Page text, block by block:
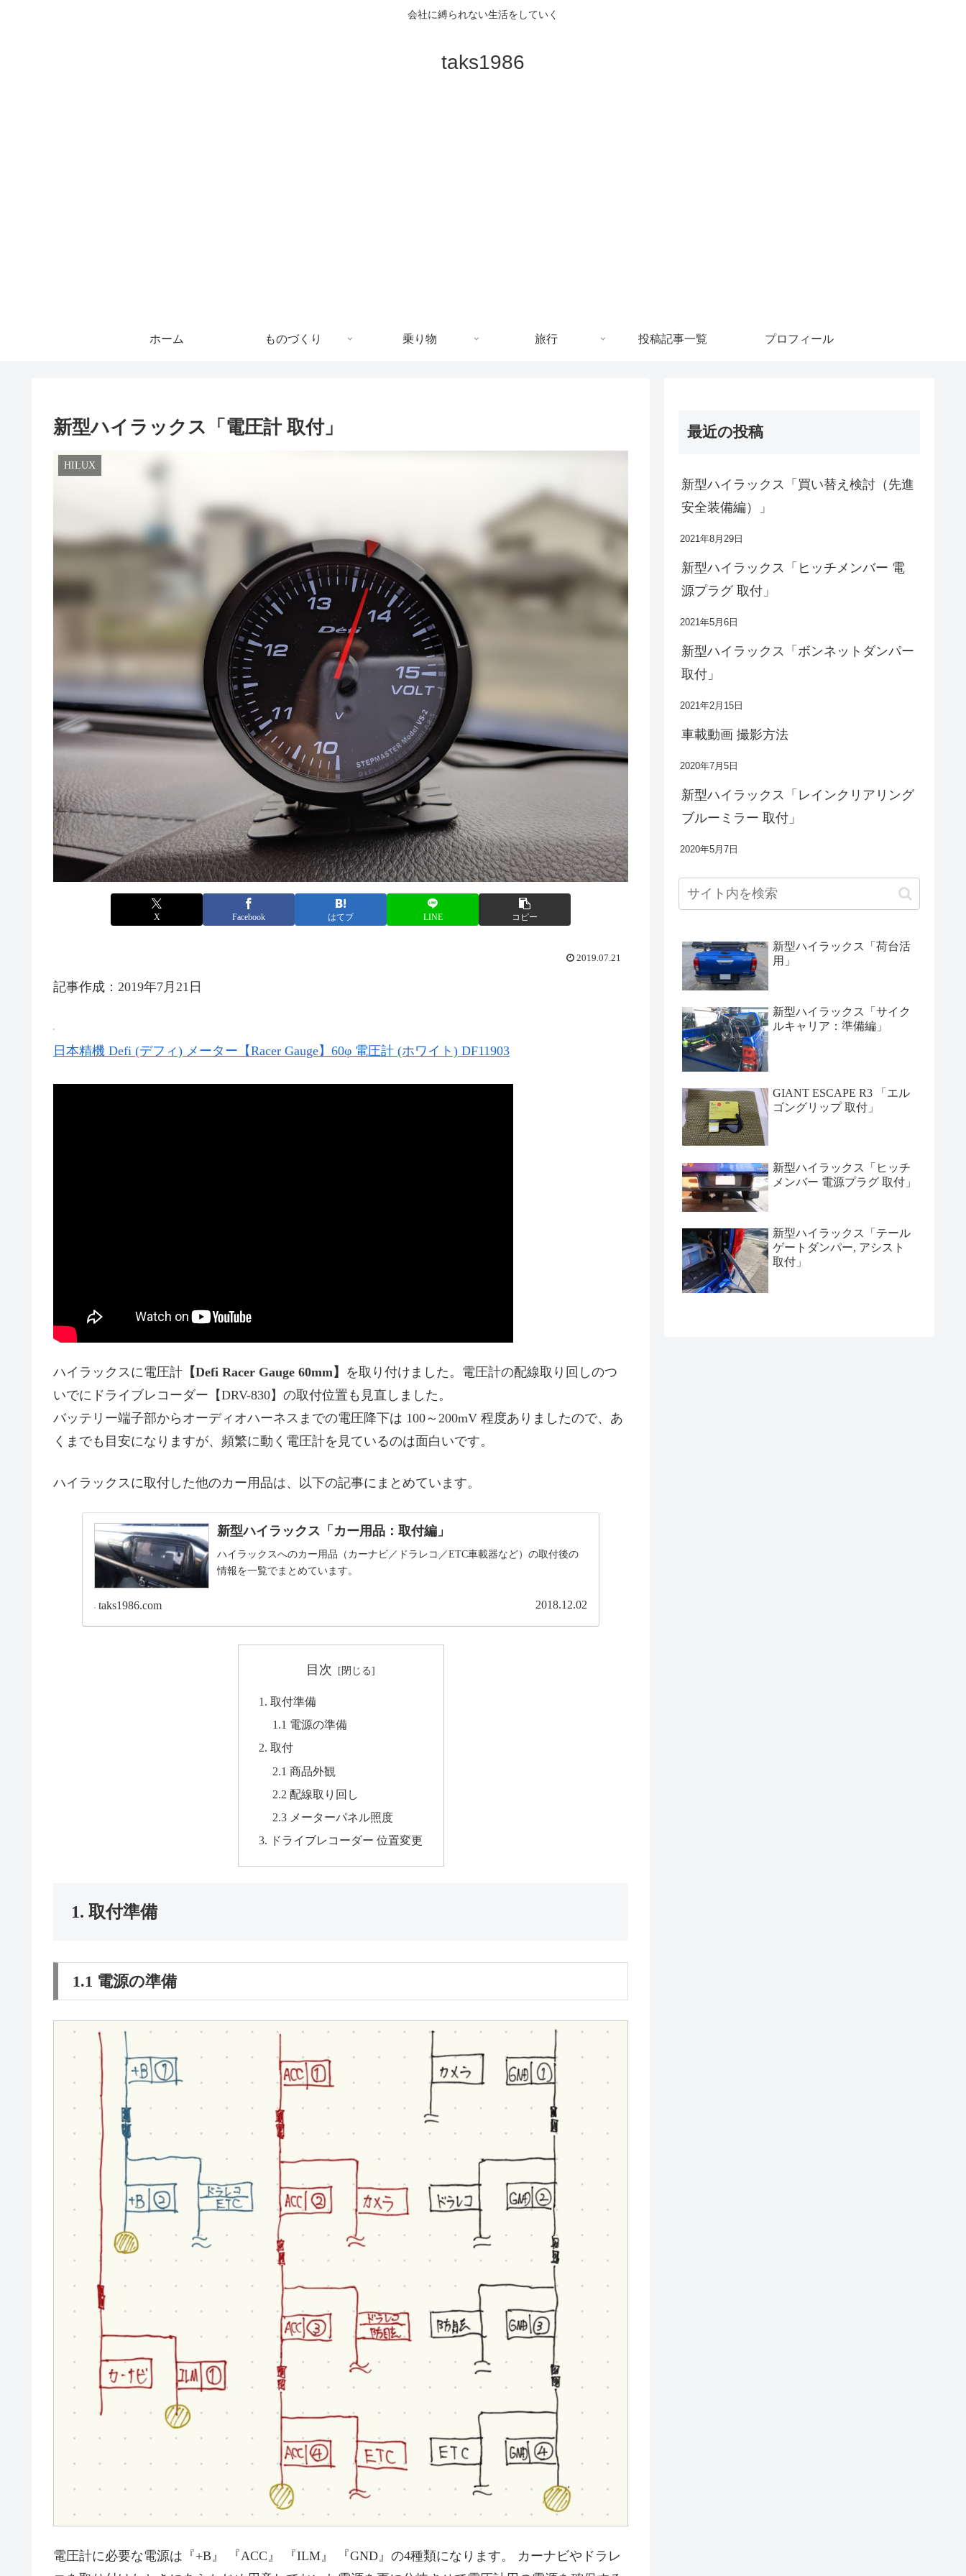
会社に縛られない生活をしていく
taks1986
ホーム ものづくり 乗り物 旅行 投稿記事一覧 プロフィール
新型ハイラックス「電圧計 取付」
HILUX
X Facebook はてブ LINE コピー
2019.07.21
記事作成：2019年7月21日
日本精機 Defi (デフィ) メーター【Racer Gauge】60φ 電圧計 (ホワイト) DF11903
ハイラックスに電圧計 【Defi Racer Gauge 60mm】 を取り付けました。電圧計の配線取り回しのつ
いでにドライブレコーダー【DRV-830】の取付位置も見直しました。
バッテリー端子部からオーディオハーネスまでの電圧降下は 100～200mV 程度ありましたので、あ
くまでも目安になりますが、頻繁に動く電圧計を見ているのは面白いです。
ハイラックスに取付した他のカー用品は、以下の記事にまとめています。
新型ハイラックス「カー用品：取付編」
ハイラックスへのカー用品（カーナビ／ドラレコ／ETC車載器など）の取付後の
情報を一覧でまとめています。
taks1986.com 2018.12.02
目次
1. 取付準備
1.1 電源の準備
2. 取付
2.1 商品外観
2.2 配線取り回し
2.3 メーターパネル照度
3. ドライブレコーダー 位置変更
1. 取付準備
1.1 電源の準備
電圧計に必要な電源は『+B』 『ACC』 『ILM』 『GND』の4種類になります。 カーナビやドラレ
最近の投稿
新型ハイラックス「買い替え検討（先進
安全装備編）」
2021年8月29日
新型ハイラックス「ヒッチメンバー 電
源プラグ 取付」
2021年5月6日
新型ハイラックス「ボンネットダンパー
取付」
2021年2月15日
車載動画 撮影方法
2020年7月5日
新型ハイラックス「レインクリアリング
ブルーミラー 取付」
2020年5月7日
新型ハイラックス「荷台活
用」
新型ハイラックス「サイク
ルキャリア：準備編」
GIANT ESCAPE R3 「エル
ゴングリップ 取付」
新型ハイラックス「ヒッチ
メンバー 電源プラグ 取付」
新型ハイラックス「テール
ゲートダンパー, アシスト
取付」